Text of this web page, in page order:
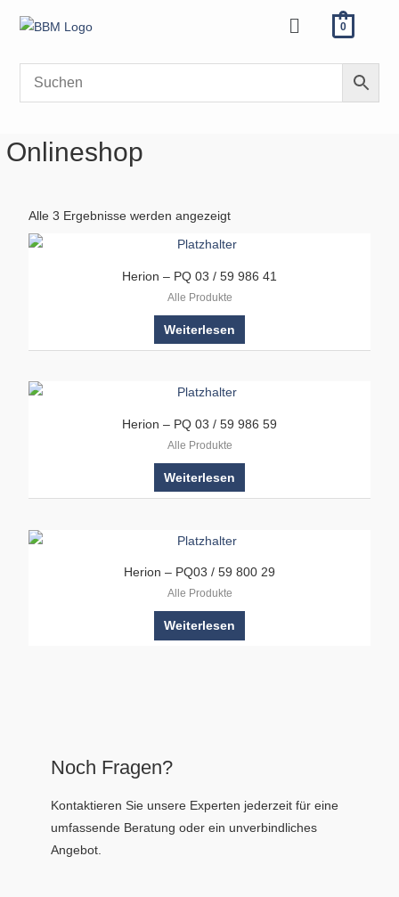
Inhalt
Menü 0
Onlineshop
Alle 3 Ergebnisse werden angezeigt
Herion – PQ 03 / 59 986 41
Alle Produkte
Weiterlesen
Herion – PQ 03 / 59 986 59
Alle Produkte
Weiterlesen
Herion – PQ03 / 59 800 29
Alle Produkte
Weiterlesen
Noch Fragen?
Kontaktieren Sie unsere Experten jederzeit für eine
umfassende Beratung oder ein unverbindliches
Angebot.